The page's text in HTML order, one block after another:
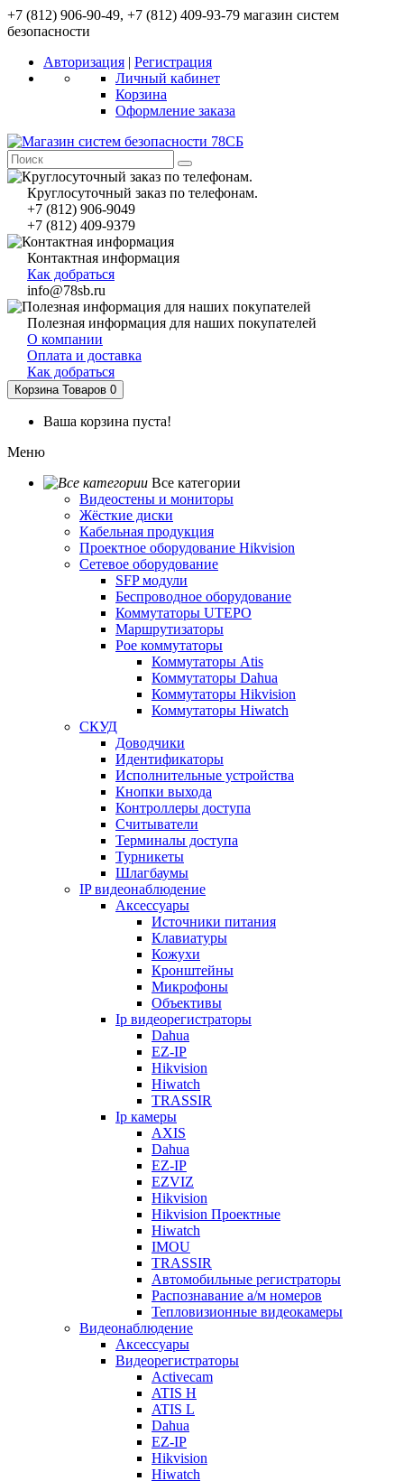
+7 (812) 906-90-49, +7 (812) 409-93-79 магазин систем
безопасности
Авторизация | Регистрация
Личный кабинет
Корзина
Оформление заказа
Круглосуточный заказ по телефонам.
+7 (812) 906-9049
+7 (812) 409-9379
Контактная информация
Как добраться
info@78sb.ru
Полезная информация для наших покупателей
О компании
Оплата и доставка
Как добраться
Корзина Товаров 0
Ваша корзина пуста!
Меню
Все категории
Видеостены и мониторы
Жёсткие диски
Кабельная продукция
Проектное оборудование Hikvision
Сетевое оборудование
SFP модули
Беспроводное оборудование
Коммутаторы UTEPO
Маршрутизаторы
Poe коммутаторы
Коммутаторы Atis
Коммутаторы Dahua
Коммутаторы Hikvision
Коммутаторы Hiwatch
СКУД
Доводчики
Идентификаторы
Исполнительные устройства
Кнопки выхода
Контроллеры доступа
Считыватели
Терминалы доступа
Турникеты
Шлагбаумы
IP видеонаблюдение
Аксессуары
Источники питания
Клавиатуры
Кожухи
Кронштейны
Микрофоны
Объективы
Ip видеорегистраторы
Dahua
EZ-IP
Hikvision
Hiwatch
TRASSIR
Ip камеры
AXIS
Dahua
EZ-IP
EZVIZ
Hikvision
Hikvision Проектные
Hiwatch
IMOU
TRASSIR
Автомобильные регистраторы
Распознавание а/м номеров
Тепловизионные видеокамеры
Видеонаблюдение
Аксессуары
Видеорегистраторы
Activecam
ATIS H
ATIS L
Dahua
EZ-IP
Hikvision
Hiwatch